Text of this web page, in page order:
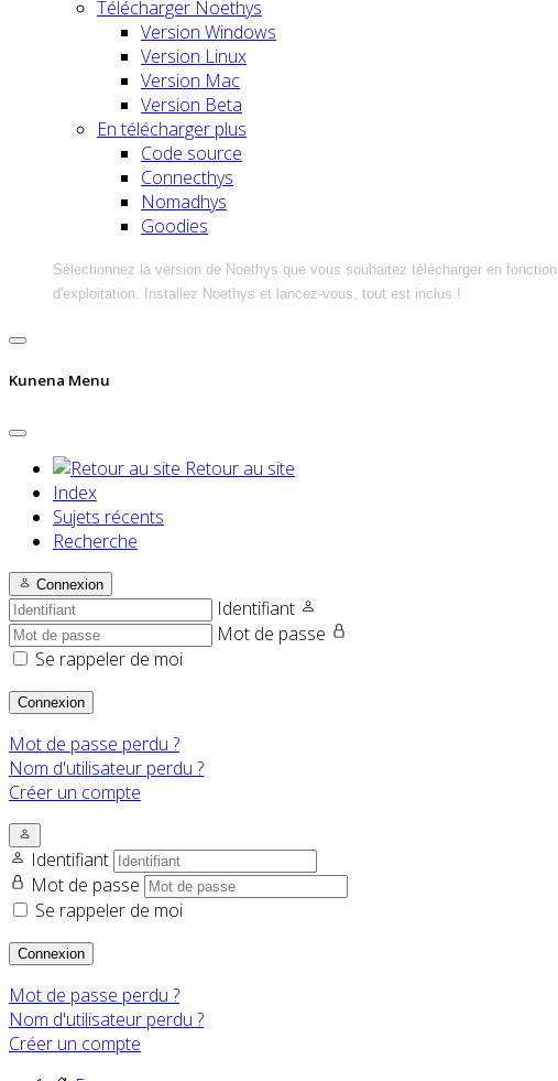
Télécharger Noethys
Version Windows
Version Linux
Version Mac
Version Beta
En télécharger plus
Code source
Connecthys
Nomadhys
Goodies
Sélectionnez la version de Noethys que vous souhaitez télécharger en
d'exploitation. Installez Noethys et lancez-vous, tout est inclus !
Kunena Menu
Retour au site
Index
Sujets récents
Recherche
Connexion
Identifiant
Mot de passe
Se rappeler de moi
Connexion
Mot de passe perdu ?
Nom d'utilisateur perdu ?
Créer un compte
Identifiant
Mot de passe
Se rappeler de moi
Connexion
Mot de passe perdu ?
Nom d'utilisateur perdu ?
Créer un compte